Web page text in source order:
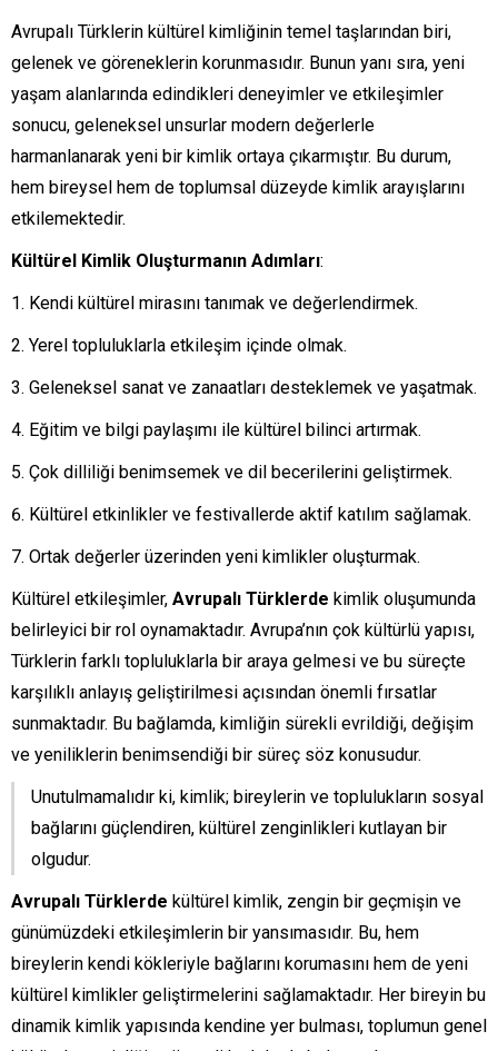
Avrupalı Türklerin kültürel kimliğinin temel taşlarından biri,
gelenek ve göreneklerin korunmasıdır. Bunun yanı sıra, yeni
yaşam alanlarında edindikleri deneyimler ve etkileşimler
sonucu, geleneksel unsurlar modern değerlerle
harmanlanarak yeni bir kimlik ortaya çıkarmıştır. Bu durum,
hem bireysel hem de toplumsal düzeyde kimlik arayışlarını
etkilemektedir.
Kültürel Kimlik Oluşturmanın Adımları:
Kendi kültürel mirasını tanımak ve değerlendirmek.
Yerel topluluklarla etkileşim içinde olmak.
Geleneksel sanat ve zanaatları desteklemek ve yaşatmak.
Eğitim ve bilgi paylaşımı ile kültürel bilinci artırmak.
Çok dilliliği benimsemek ve dil becerilerini geliştirmek.
Kültürel etkinlikler ve festivallerde aktif katılım sağlamak.
Ortak değerler üzerinden yeni kimlikler oluşturmak.
Kültürel etkileşimler, Avrupalı Türklerde kimlik oluşumunda
belirleyici bir rol oynamaktadır. Avrupa’nın çok kültürlü yapısı,
Türklerin farklı topluluklarla bir araya gelmesi ve bu süreçte
karşılıklı anlayış geliştirilmesi açısından önemli fırsatlar
sunmaktadır. Bu bağlamda, kimliğin sürekli evrildiği, değişim
ve yeniliklerin benimsendiği bir süreç söz konusudur.
Unutulmamalıdır ki, kimlik; bireylerin ve toplulukların sosyal
bağlarını güçlendiren, kültürel zenginlikleri kutlayan bir
olgudur.
Avrupalı Türklerde kültürel kimlik, zengin bir geçmişin ve
günümüzdeki etkileşimlerin bir yansımasıdır. Bu, hem
bireylerin kendi kökleriyle bağlarını korumasını hem de yeni
kültürel kimlikler geliştirmelerini sağlamaktadır. Her bireyin bu
dinamik kimlik yapısında kendine yer bulması, toplumun genel